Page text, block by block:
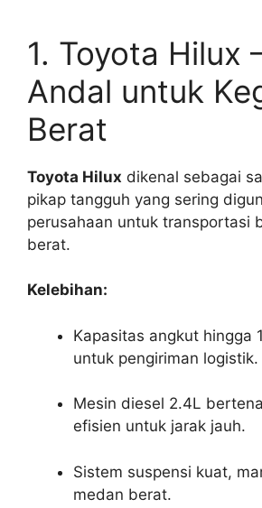
1. Toyota Hilux
Andal untuk
Berat
Toyota Hilux dikenal sebagai
pikap tangguh yang sering
perusahaan untuk transportasi
berat.
Kelebihan:
Kapasitas angkut hingga
untuk pengiriman logistik.
Mesin diesel 2.4L
efisien untuk jarak jauh.
Sistem suspensi kuat,
medan berat.